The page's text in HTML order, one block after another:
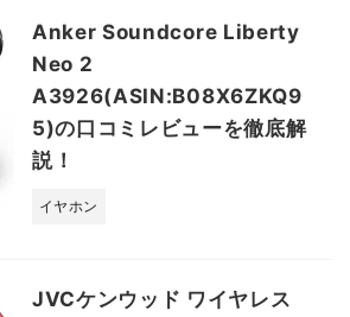
Anker Soundcore Liberty
Neo 2
A3926(ASIN:B08X6ZKQ9
5)の口コミレビューを徹底解
説！
イヤホン
JVCケンウッド ワイヤレス